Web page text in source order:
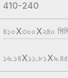
410-240
৪১০X৩০০X২৪০
১৬.১৪X১১.৮১X৯.৪৫